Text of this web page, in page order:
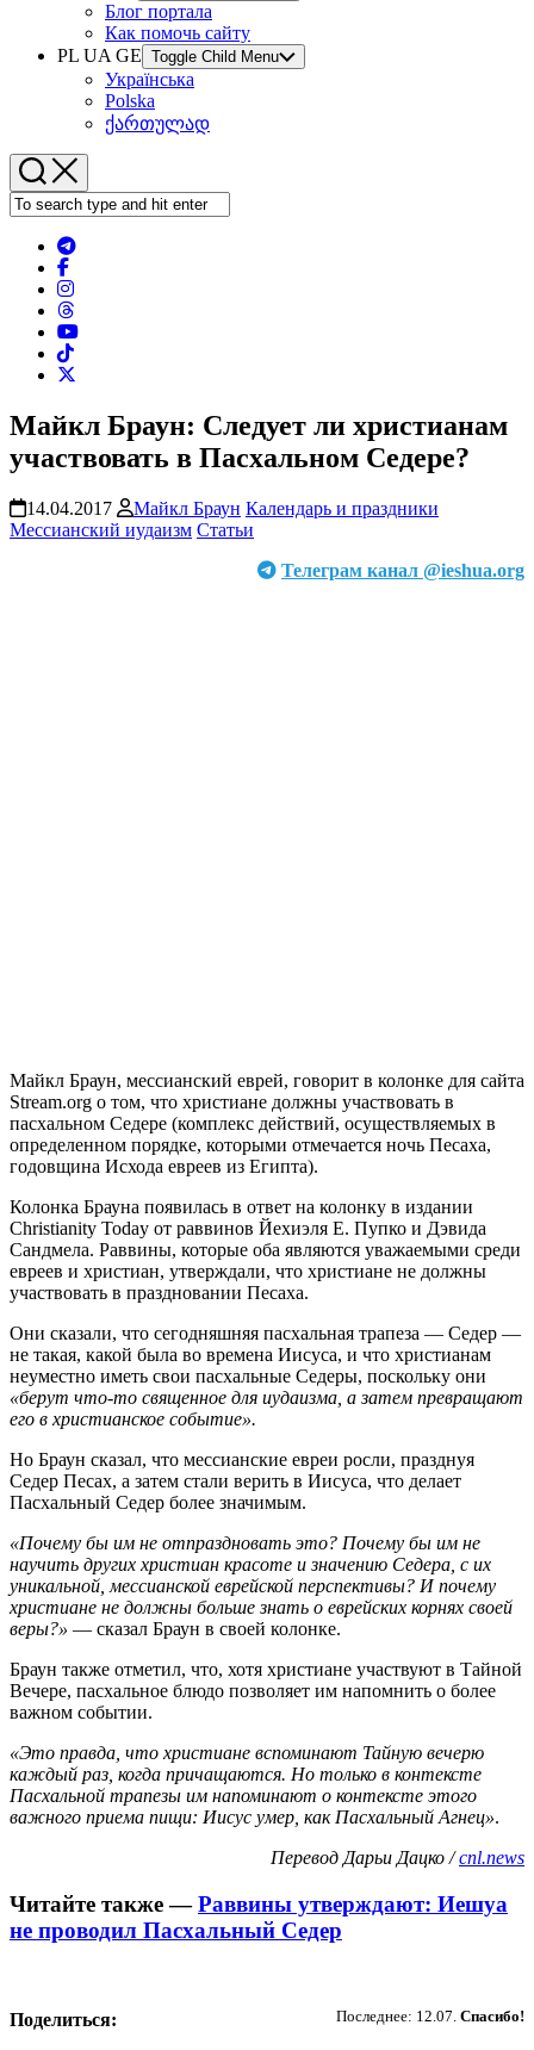
Блог портала
Как помочь сайту
PL UA GE Toggle Child Menu
Українська
Polska
ქართულად
Майкл Браун: Следует ли христианам
участвовать в Пасхальном Седере?
14.04.2017 Майкл Браун Календарь и праздники
Мессианский иудаизм Статьи
Телеграм канал @ieshua.org
Майкл Браун, мессианский еврей, говорит в колонке для сайта
Stream.org о том, что христиане должны участвовать в
пасхальном Седере (комплекс действий, осуществляемых в
определенном порядке, которыми отмечается ночь Песаха,
годовщина Исхода евреев из Египта).
Колонка Брауна появилась в ответ на колонку в издании
Christianity Today от раввинов Йехиэля Е. Пупко и Дэвида
Сандмела. Раввины, которые оба являются уважаемыми среди
евреев и христиан, утверждали, что христиане не должны
участвовать в праздновании Песаха.
Они сказали, что сегодняшняя пасхальная трапеза — Седер —
не такая, какой была во времена Иисуса, и что христианам
неуместно иметь свои пасхальные Седеры, поскольку они
«берут что-то священное для иудаизма, а затем превращают
его в христианское событие».
Но Браун сказал, что мессианские евреи росли, празднуя
Седер Песах, а затем стали верить в Иисуса, что делает
Пасхальный Седер более значимым.
«Почему бы им не отпраздновать это? Почему бы им не
научить других христиан красоте и значению Седера, с их
уникальной, мессианской еврейской перспективы? И почему
христиане не должны больше знать о еврейских корнях своей
веры?» — сказал Браун в своей колонке.
Браун также отметил, что, хотя христиане участвуют в Тайной
Вечере, пасхальное блюдо позволяет им напомнить о более
важном событии.
«Это правда, что христиане вспоминают Тайную вечерю
каждый раз, когда причащаются. Но только в контексте
Пасхальной трапезы им напоминают о контексте этого
важного приема пищи: Иисус умер, как Пасхальный Агнец».
Перевод Дарьи Дацко /cnl.news
Читайте также —Раввины утверждают: Иешуа
не проводил Пасхальный Седер
Последнее: 12.07. Спасибо!
Поделиться: